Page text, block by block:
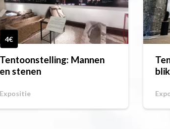
4€
Tentoonstelling: Mannen
en stenen
Expositie